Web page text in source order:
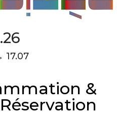
17.07
&
Réservation